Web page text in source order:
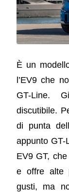
È un
l’EV9 che
GT-Line.
discutibile.
di punta
appunto GT-
EV9 GT,
e offre alte
gusti, ma